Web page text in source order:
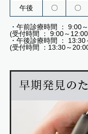
午後 〇 〇
・午前診療時間 ： 9:00
(受付時間 ： 9:00～
・午後診療時間 ：
(受付時間 ：13:30～